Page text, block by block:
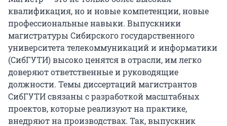
квалификация, но и новые компетенции, новые
профессиональные навыки. Выпускники
магистратуры Сибирского государственного
университета телекоммуникаций и информатики
(СибГУТИ) высоко ценятся в отрасли, им легко
доверяют ответственные и руководящие
должности. Темы диссертаций магистрантов
СибГУТИ связаны с разработкой масштабных
проектов, которые реализуют на практике,
внедряют на производствах. Так, выпускник